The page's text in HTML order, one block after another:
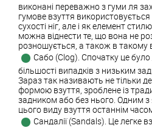
виконані переважно з гуми ля
гумове взуття
сухості ніг, але і як елемент
можна віднести те, що вона не
розношується, а також в такому
Сабо (Clog). Спочатку це було
більшості випадків з низьким
Зараз так називають не тільки
формою взуття, зроблене із
задником або без нього. Одним з
цього виду взуття останнім
Сандалії (Sandals). Це легке